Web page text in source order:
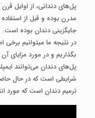
پل‌های دندانی، از اوایل
مدرن بوده و قبل از
جایگزینی دندان بوده
در نتیجه ما می­توانیم برخی
بگذاریم و در مورد
پل‌های دندان می‌توانند
شرایطی است که در حال
ترمیم دندان است که مورد